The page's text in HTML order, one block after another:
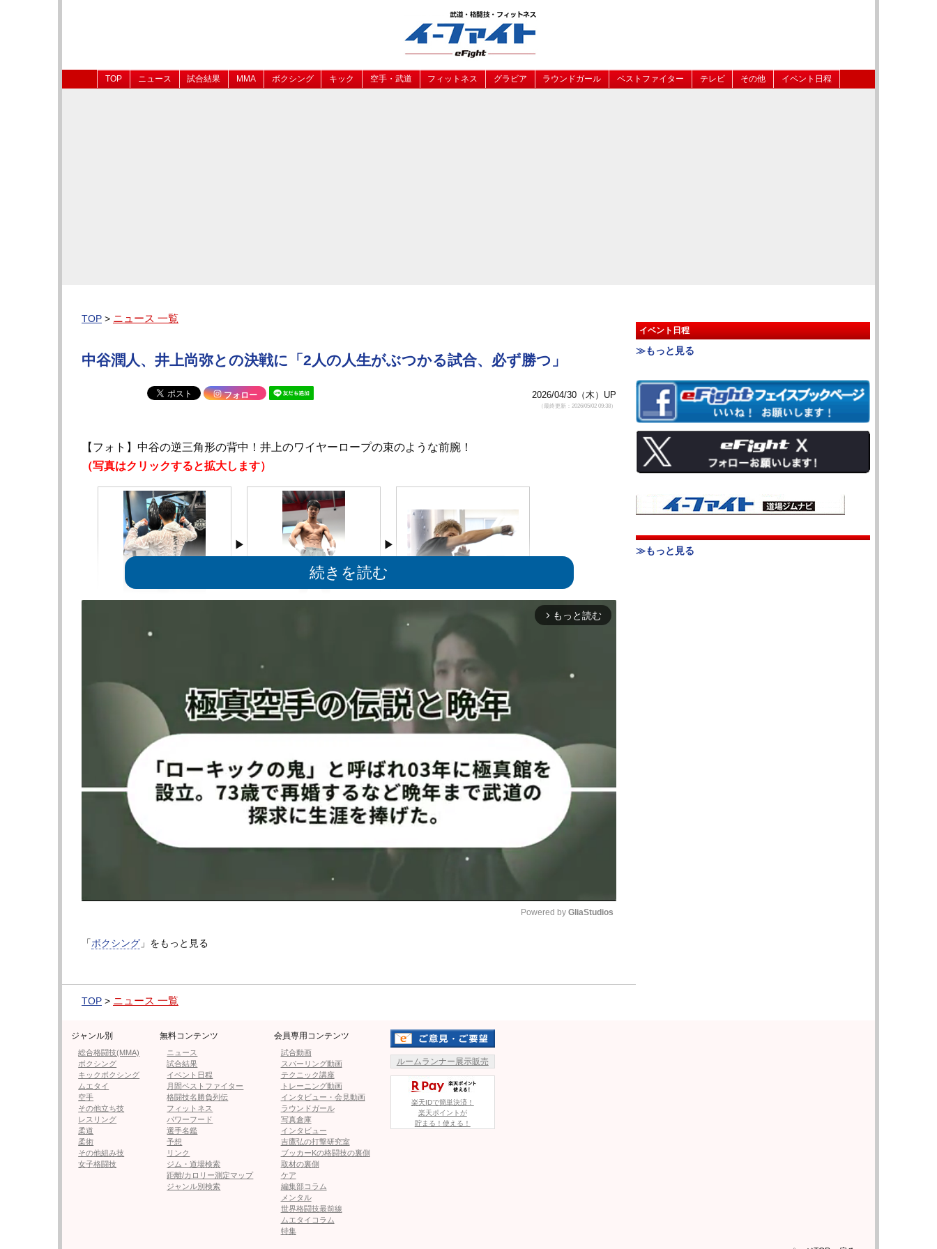
TOP ニュース 試合結果 MMA ボクシング キック 空手・武道 フィットネス グラビア ラウンドガール ベストファイター テレビ その他 イベント日程
TOP > ニュース 一覧
中谷潤人、井上尚弥との決戦に「2人の人生がぶつかる試合、必ず勝つ」
フォロー 2026/04/30（木）UP
（最終更新：2026/05/02 09:38）
【フォト】中谷の逆三角形の背中！井上のワイヤーロープの束のような前腕！
（写真はクリックすると拡大します）
に（@BoxerJunto）
うな前腕の筋肉（4月20日の公開練
井上の浮き出る背筋（4月20日の公
開練習時）
決戦2日前の会見に登壇した井上
（左）と中谷（右）
いよいよ5月2日、東京ドームでダ
ブルタイトルマッチが開催される
◀︎井上尚弥vs中谷潤人
1 2
・【フォト】中谷の逆三角形の背中！井上のワイヤーロープの束のような前腕！
・【テレビ・配信】5.2 井上尚弥 vs 中谷潤人ほか生中継・放送・配信情報
・【試合速報】井上尚弥vs中谷潤人｜ボクシング世界戦 全試合結果（2026年5月2日）
・井上尚弥、“ワイヤーの束”のような前腕がヤバい！スパー打ち上げの肉体に驚愕、これがハン
ドスピードの秘密か
・【テレビ・配信】ベナビデスvsラミレス 放送・視聴方法まとめ｜2026年5月3日
arrow_forward_ios もっと読む
Powered by GliaStudios
「ボクシング 」をもっと見る
TOP > ニュース 一覧
イベント日程
≫もっと見る
≫もっと見る
ジャンル別
総合格闘技(MMA)
ボクシング
キックボクシング
ムエタイ
空手
その他立ち技
レスリング
柔道
柔術
その他組み技
女子格闘技
無料コンテンツ
ニュース
試合結果
イベント日程
月間ベストファイター
格闘技名勝負列伝
フィットネス
パワーフード
選手名鑑
予想
リンク
ジム・道場検索
距離/カロリー測定マップ
ジャンル別検索
会員専用コンテンツ
試合動画
スパーリング動画
テクニック講座
トレーニング動画
インタビュー・会見動画
ラウンドガール
写真倉庫
インタビュー
吉鷹弘の打撃研究室
ブッカーKの格闘技の裏側
取材の裏側
ケア
編集部コラム
メンタル
世界格闘技最前線
ムエタイコラム
特集
ルームランナー展示販売
楽天IDで簡単決済！
楽天ポイントが
貯まる！使える！